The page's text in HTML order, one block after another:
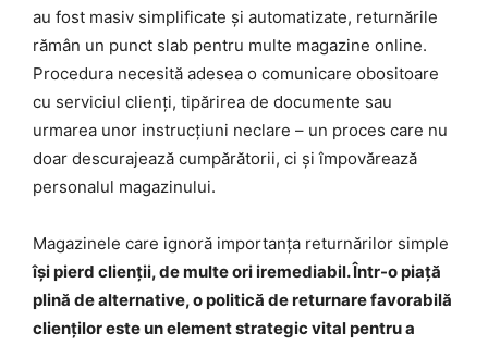
au fost masiv simplificate și automatizate, returnările
rămân un punct slab pentru multe magazine online.
Procedura necesită adesea o comunicare obositoare
cu serviciul clienți, tipărirea de documente sau
urmarea unor instrucțiuni neclare – un proces care nu
doar descurajează cumpărătorii, ci și împovărează
personalul magazinului.
Magazinele care ignoră importanța returnărilor simple
își pierd clienții, de multe ori iremediabil. Într-o piață
plină de alternative, o politică de returnare favorabilă
clienților este un element strategic vital pentru a